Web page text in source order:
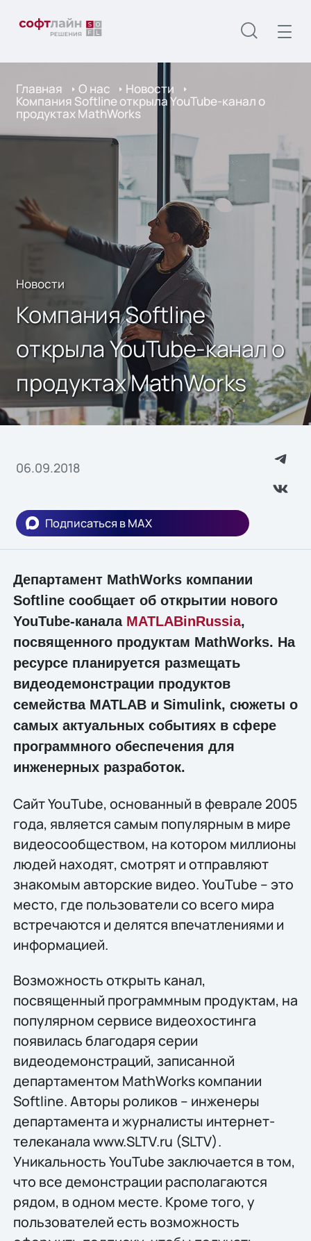
Главная О нас Новости
Компания Softline oткрылa YouTube-канал о
продуктах MathWorks
Новости
Компания Softline
oткрылa YouTube-канал о
продуктах MathWorks
06.09.2018
Подписаться в MAX
Департамент MathWorks компании
Softline сообщает об открытии нового
YouTube-канала MATLABinRussia,
посвященного продуктам MathWorks. На
ресурсе планируется размещать
видеодемонстрации продуктов
семейства MATLAB и Simulink, сюжеты о
самых актуальных событиях в сфере
программного обеспечения для
инженерных разработок.
Сайт YouTube, основанный в феврале 2005
года, является самым популярным в мире
видеосообществом, на котором миллионы
людей находят, смотрят и отправляют
знакомым авторские видео. YouTube – это
место, где пользователи со всего мира
встречаются и делятся впечатлениями и
информацией.
Возможность открыть канал,
посвященный программным продуктам, на
популярном сервисе видеохостинга
появилась благодаря серии
видеодемонстраций, записанной
департаментом MathWorks компании
Softline. Авторы роликов – инженеры
департамента и журналисты интернет-
телеканала www.SLTV.ru (SLTV).
Уникальность YouTube заключается в том,
что все демонстрации располагаются
рядом, в одном месте. Кроме того, у
пользователей есть возможность